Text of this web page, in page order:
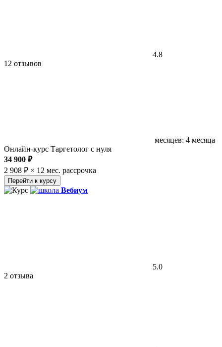
4.8
12 отзывов
месяцев: 4 месяца
Онлайн-курс Таргетолог с нуля
34 900 ₽
2 908 ₽ × 12 мес. рассрочка
Перейти к курсу
Вебиум
5.0
2 отзыва